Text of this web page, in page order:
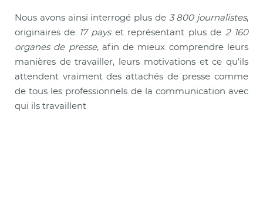
Nous avons ainsi interrogé plus de 3 800 journalistes,
originaires de 17 payset représentant plus de 2 160
organes de presse, afin de mieux comprendre leurs
manières de travailler, leurs motivations et ce qu’ils
attendent vraiment des attachés de presse comme
de tous les professionnels de la communication avec
qui ils travaillent